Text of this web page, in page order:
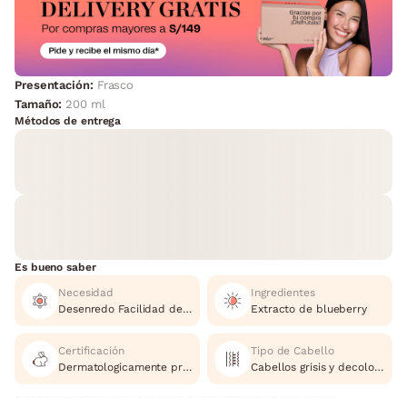
Presentación: Frasco
Tamaño: 200 ml
Métodos de entrega
Es bueno saber
Necesidad
Desenredo Facilidad de peinabilidad
Ingredientes
Extracto de blueberry
Certificación
Dermatologicamente probado, Cruelty Free
Tipo de Cabello
Cabellos grisis y decolorados